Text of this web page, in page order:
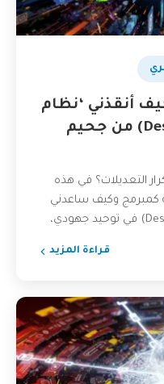
أنقذني ‘نظام
التصميم’ (Design System) من جحيم
التعديلات؟ في هذه
كمبرمج وكيف ساعدني
تبني 'نظام التصميم' (Design System) في توحيد جهودي،
قراءة المزيد